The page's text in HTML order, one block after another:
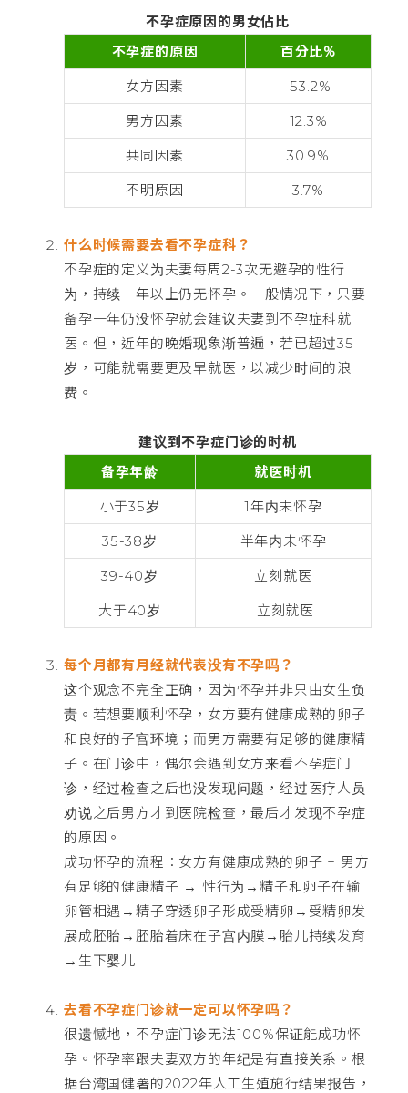
不孕症原因的男女佔比
不孕症的原因
百分比%
女方因素
53.2%
男方因素
12.3%
共同因素
30.9%
不明原因
3.7%
什么时候需要去看不孕症科？
不孕症的定义为夫妻每周2-3次无避孕的性行
为，持续一年以上仍无怀孕。一般情况下，只要
备孕一年仍没怀孕就会建议夫妻到不孕症科就
医。但，近年的晚婚现象渐普遍，若已超过35
岁，可能就需要更及早就医，以减少时间的浪
费。
建议到不孕症门诊的时机
备孕年龄
就医时机
小于35岁
1年内未怀孕
35-38岁
半年内未怀孕
39-40岁
立刻就医
大于40岁
立刻就医
每个月都有月经就代表没有不孕吗？
这个观念不完全正确，因为怀孕并非只由女生负
责。若想要顺利怀孕，女方要有健康成熟的卵子
和良好的子宫环境；而男方需要有足够的健康精
子。在门诊中，偶尔会遇到女方来看不孕症门
诊，经过检查之后也没发现问题，经过医疗人员
劝说之后男方才到医院检查，最后才发现不孕症
的原因。
成功怀孕的流程：女方有健康成熟的卵子 + 男方
有足够的健康精子 → 性行为→精子和卵子在输
卵管相遇→精子穿透卵子形成受精卵→受精卵发
展成胚胎→胚胎着床在子宫内膜→胎儿持续发育
→生下婴儿
去看不孕症门诊就一定可以怀孕吗？
很遗憾地，不孕症门诊无法100%保证能成功怀
孕。怀孕率跟夫妻双方的年纪是有直接关系。根
据台湾国健署的2022年人工生殖施行结果报告，